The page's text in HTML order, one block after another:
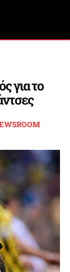
για το